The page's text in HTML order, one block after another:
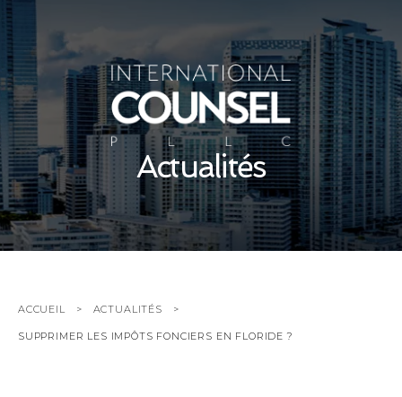
Actualités
ACCUEIL ACTUALITÉS
SUPPRIMER LES IMPÔTS FONCIERS EN FLORIDE ?